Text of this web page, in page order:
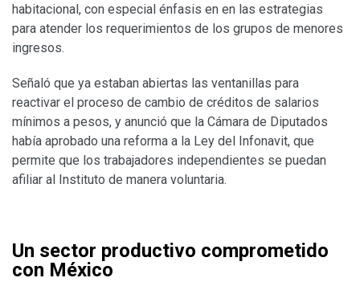
habitacional, con especial énfasis en en las estrategias
para atender los requerimientos de los grupos de menores
ingresos.
Señaló que ya estaban abiertas las ventanillas para
reactivar el proceso de cambio de créditos de salarios
mínimos a pesos, y anunció que la Cámara de Diputados
había aprobado una reforma a la Ley del Infonavit, que
permite que los trabajadores independientes se puedan
afiliar al Instituto de manera voluntaria.
Un sector productivo comprometido
con México